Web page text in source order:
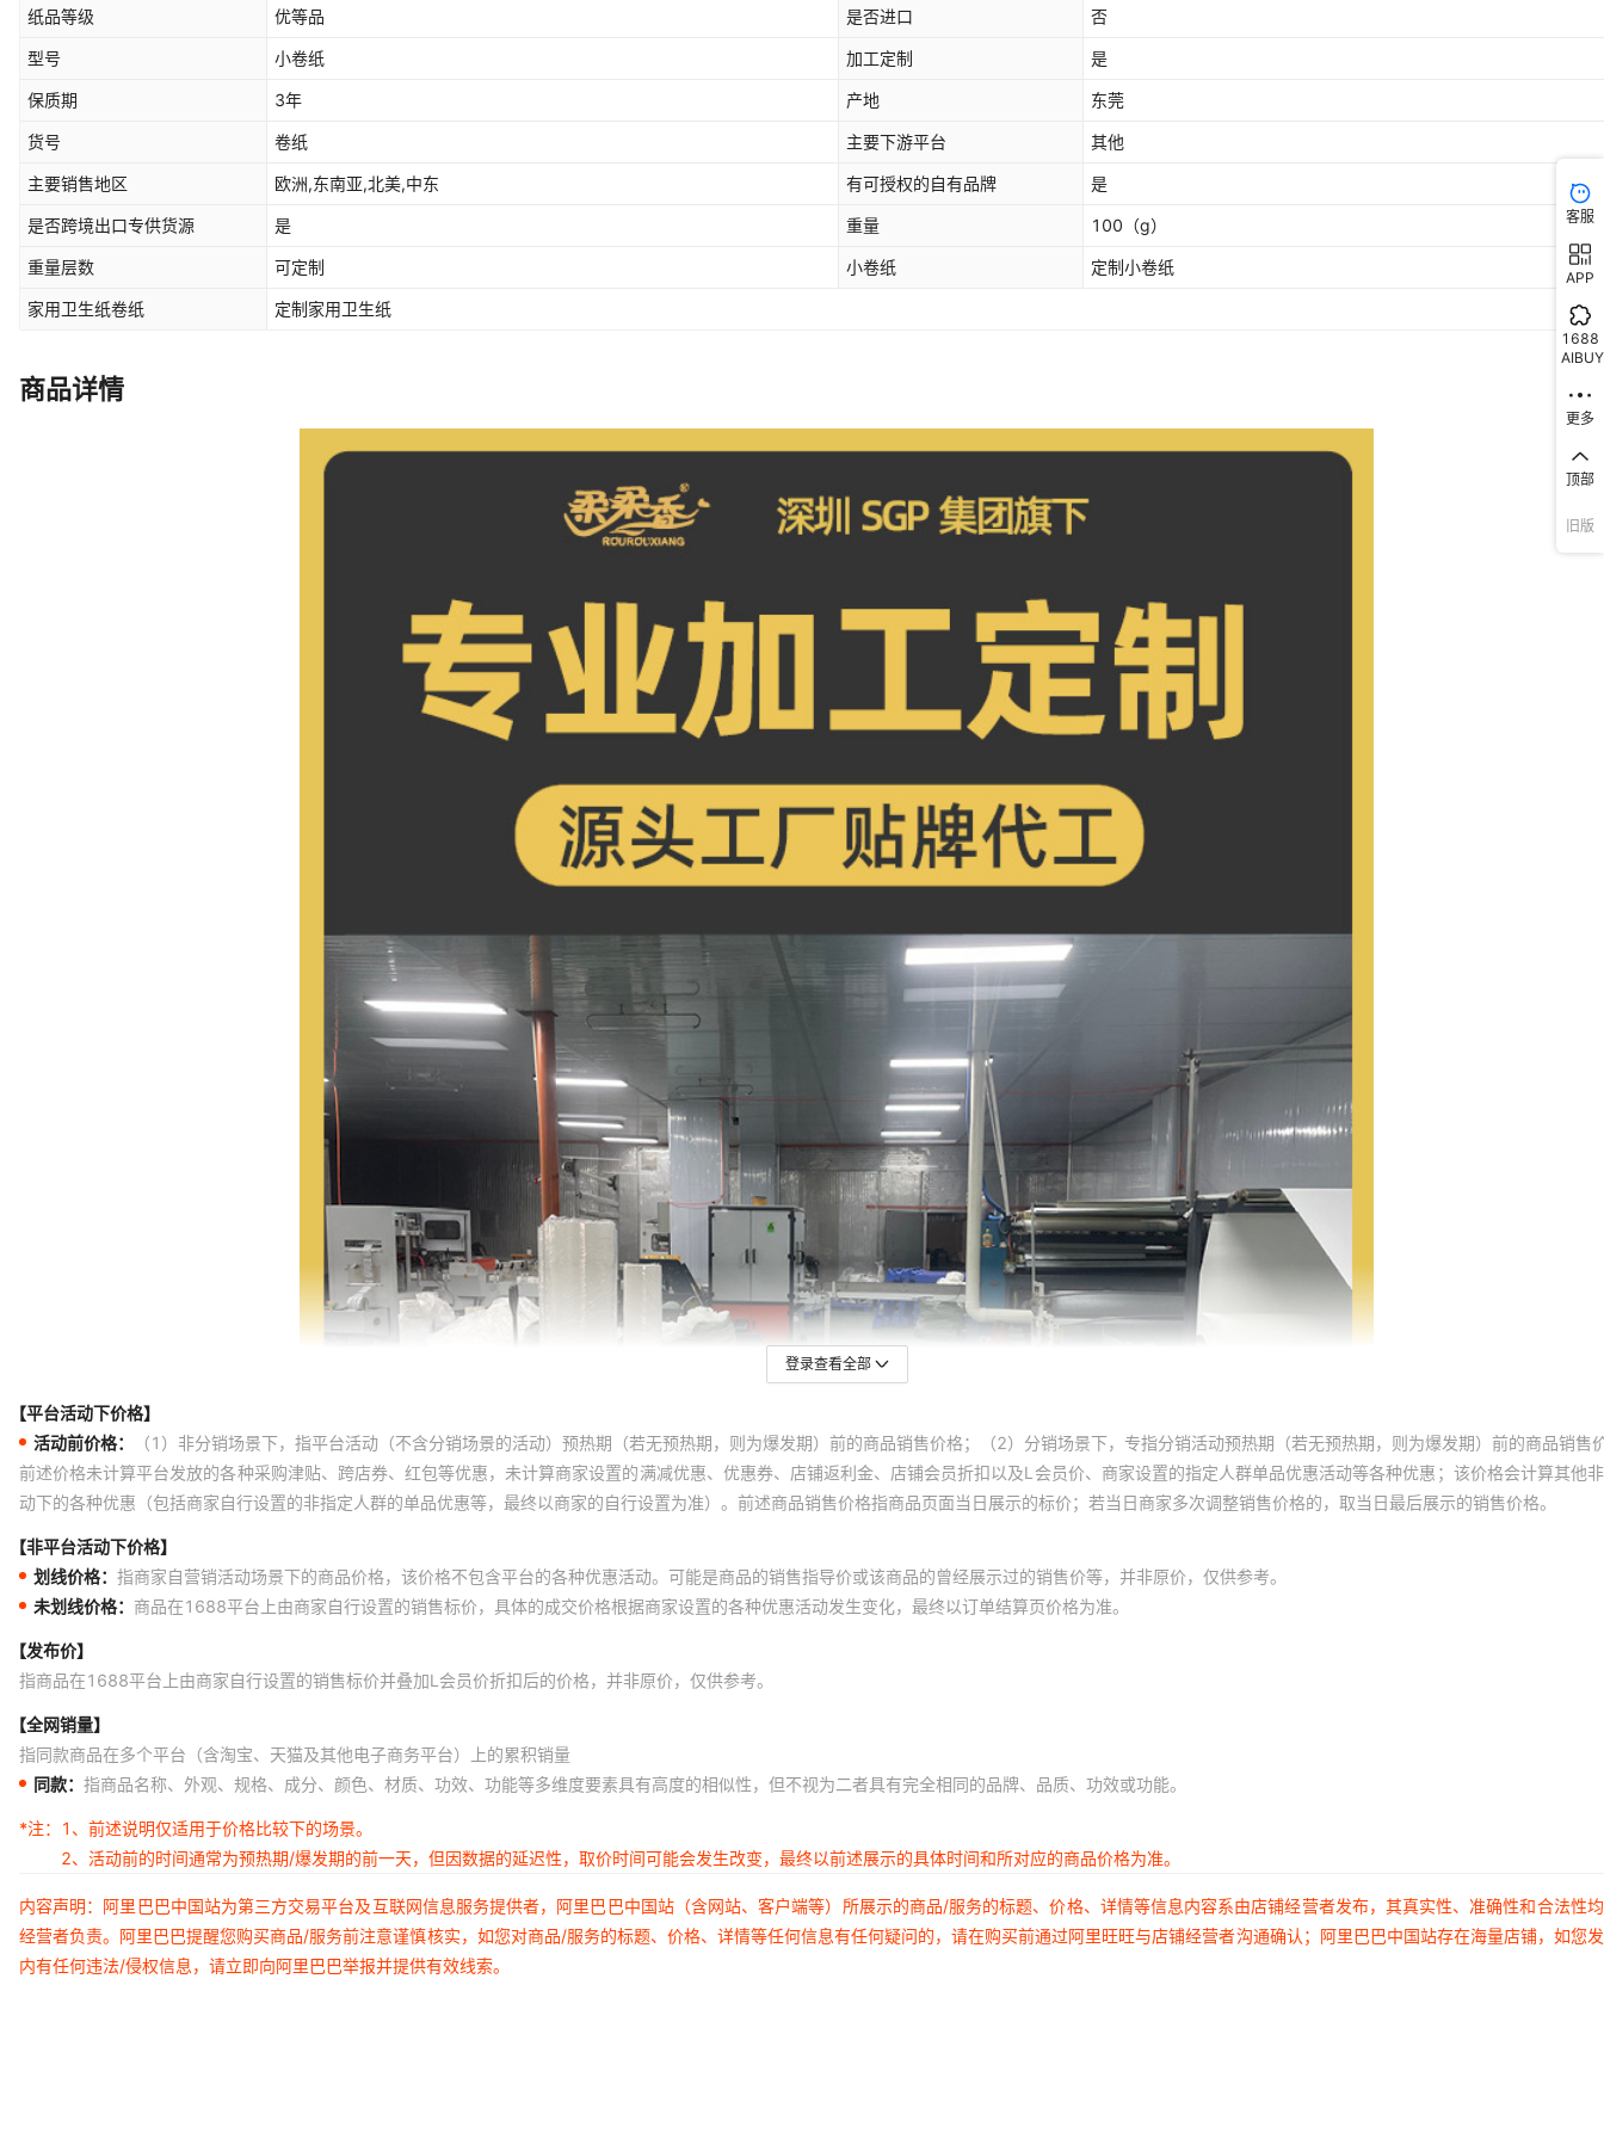
纸品等级 优等品 是否进口 否
型号 小卷纸 加工定制 是
保质期 3年 产地 东莞
货号 卷纸 主要下游平台 其他
主要销售地区 欧洲,东南亚,北美,中东 有可授权的自有品牌 是
是否跨境出口专供货源 是 重量 100 （g）
重量层数 可定制 小卷纸 定制小卷纸
家用卫生纸卷纸 定制家用卫生纸
商品详情
登录查看全部
【平台活动下价格】
活动前价格：
（1）非分销场景下，指平台活动（不含分销场景的活动）预热期（若无预热期，则为爆发期）前的商品销售价格；（2）分销场景下，专指分销活动预热期（若无预热期，则为爆发期）前的商品销售
前述价格未计算平台发放的各种采购津贴、跨店券、红包等优惠，未计算商家设置的满减优惠、优惠券、店铺返利金、店铺会员折扣以及L会员价、商家设置的指定人群单品优惠活动等各种优惠；该价格会计算其他
动下的各种优惠（包括商家自行设置的非指定人群的单品优惠等，最终以商家的自行设置为准）。前述商品销售价格指商品页面当日展示的标价；若当日商家多次调整销售价格的，取当日最后展示的销售价格。
【非平台活动下价格】
划线价格： 指商家自营销活动场景下的商品价格，该价格不包含平台的各种优惠活动。可能是商品的销售指导价或该商品的曾经展示过的销售价等，并非原价，仅供参考。
未划线价格： 商品在1688平台上由商家自行设置的销售标价，具体的成交价格根据商家设置的各种优惠活动发生变化，最终以订单结算页价格为准。
【发布价】
指商品在1688平台上由商家自行设置的销售标价并叠加L会员价折扣后的价格，并非原价，仅供参考。
【全网销量】
指同款商品在多个平台（含淘宝、天猫及其他电子商务平台）上的累积销量
同款： 指商品名称、外观、规格、成分、颜色、材质、功效、功能等多维度要素具有高度的相似性，但不视为二者具有完全相同的品牌、品质、功效或功能。
*注：
1、前述说明仅适用于价格比较下的场景。
2、活动前的时间通常为预热期/爆发期的前一天，但因数据的延迟性，取价时间可能会发生改变，最终以前述展示的具体时间和所对应的商品价格为准。
内容声明：阿里巴巴中国站为第三方交易平台及互联网信息服务提供者，阿里巴巴中国站（含网站、客户端等）所展示的商品/服务的标题、价格、详情等信息内容系由店铺经营者发布，其真实性、准确性和合法性
经营者负责。阿里巴巴提醒您购买商品/服务前注意谨慎核实，如您对商品/服务的标题、价格、详情等任何信息有任何疑问的，请在购买前通过阿里旺旺与店铺经营者沟通确认；阿里巴巴中国站存在海量店铺，如您
内有任何违法/侵权信息，请立即向阿里巴巴举报并提供有效线索。
客服
APP
1688
AIBUY
更多
顶部
旧版